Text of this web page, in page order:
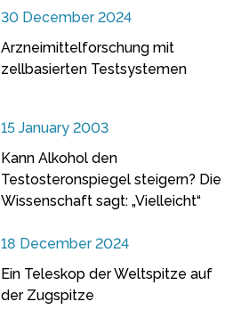
30 December 2024
Arzneimittelforschung mit
zellbasierten Testsystemen
15 January 2003
Kann Alkohol den
Testosteronspiegel steigern? Die
Wissenschaft sagt: „Vielleicht“
18 December 2024
Ein Teleskop der Weltspitze auf
der Zugspitze